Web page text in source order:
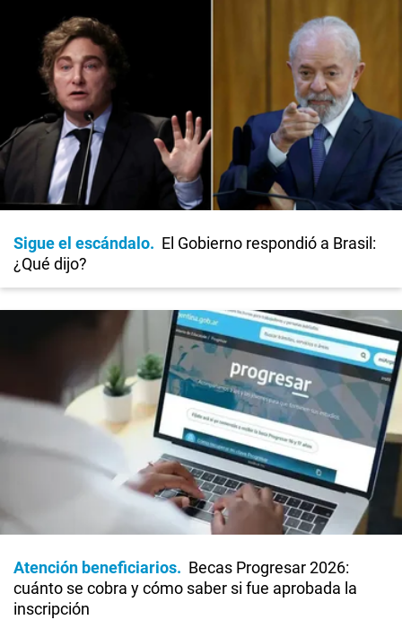
Sigue el escándalo
El Gobierno respondió a Brasil:
¿Qué dijo?
Atención beneficiarios
Becas Progresar 2026:
cuánto se cobra y cómo saber si fue aprobada la
inscripción